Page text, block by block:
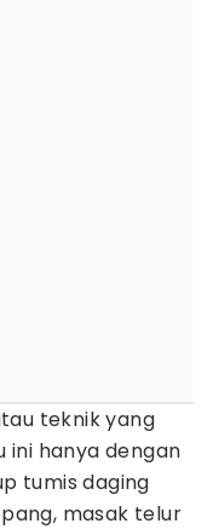
teknik yang
ini hanya dengan
tumis daging
masak telur